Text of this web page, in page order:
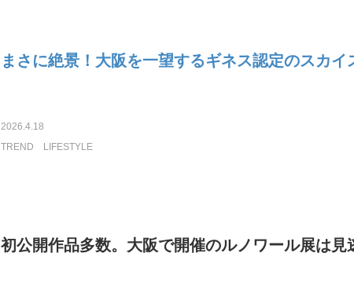
まさに絶景！大阪を一望するギネス認定のスカイ
2026.4.18
TREND
LIFESTYLE
初公開作品多数。大阪で開催のルノワール展は見